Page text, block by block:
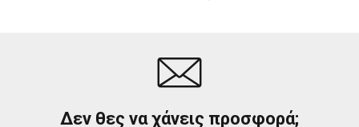
Δεν θες να χάνεις προσφορά;